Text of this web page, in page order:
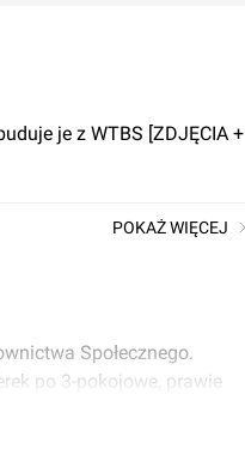
je z WTBS [ZDJĘCIA +
POKAŻ WIĘCEJ
Społecznego.
po 3-pokojowe, prawie